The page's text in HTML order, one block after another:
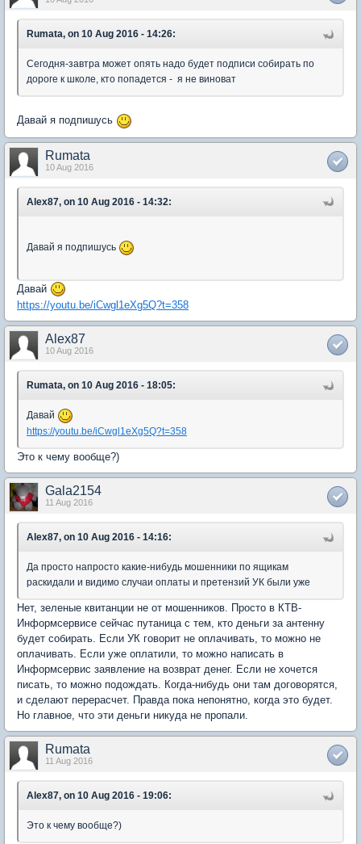
Rumata, on 10 Aug 2016 - 14:26:
Сегодня-завтра может опять надо будет подписи собирать по
дороге к школе, кто попадется - я не виноват
Давай я подпишусь
Rumata
10 Aug 2016
Alex87, on 10 Aug 2016 - 14:32:
Давай я подпишусь
Давай
https://youtu.be/iCwgl1eXg5Q?t=358
Alex87
10 Aug 2016
Rumata, on 10 Aug 2016 - 18:05:
Давай
https://youtu.be/iCwgl1eXg5Q?t=358
Это к чему вообще?)
Gala2154
11 Aug 2016
Alex87, on 10 Aug 2016 - 14:16:
Да просто напросто какие-нибудь мошенники по ящикам
раскидали и видимо случаи оплаты и претензий УК были уже
Нет, зеленые квитанции не от мошенников. Просто в КТВ-
Информсервисе сейчас путаница с тем, кто деньги за антенну
будет собирать. Если УК говорит не оплачивать, то можно не
оплачивать. Если уже оплатили, то можно написать в
Информсервис заявление на возврат денег. Если не хочется
писать, то можно подождать. Когда-нибудь они там договорятся,
и сделают перерасчет. Правда пока непонятно, когда это будет.
Но главное, что эти деньги никуда не пропали.
Rumata
11 Aug 2016
Alex87, on 10 Aug 2016 - 19:06:
Это к чему вообще?)